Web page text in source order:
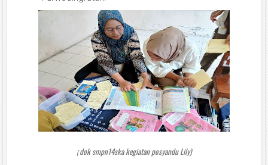
(dok smpn14skakegiatan posyandu Lily)